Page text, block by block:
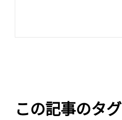
この記事のタグ